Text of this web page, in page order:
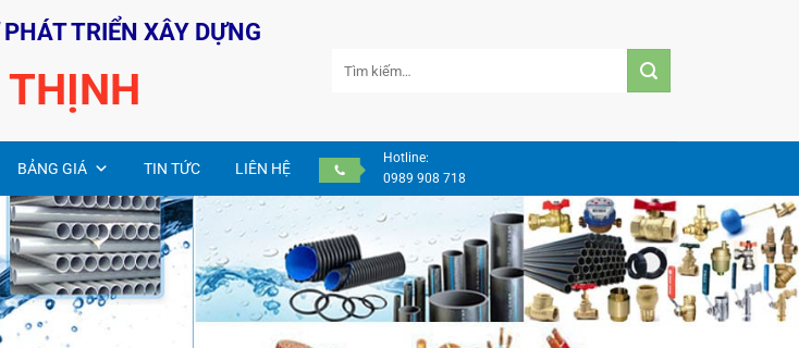
TRIỂN XÂY DỰNG
kiếm:
BẢNG GIÁ TIN TỨC LIÊN HỆ
Hotline:
0989 908 718